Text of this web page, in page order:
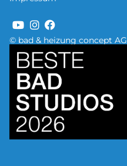
© bad & heizung concept AG